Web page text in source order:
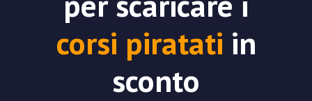
corsi piratati in
sconto